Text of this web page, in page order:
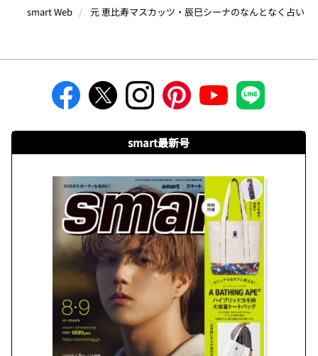
smart Web 元 恵比寿マスカッツ・辰巳シーナのなんとなく占い
smart最新号